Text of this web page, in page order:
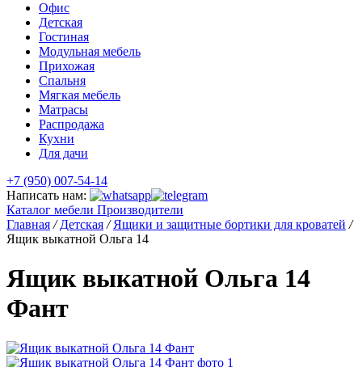
Офис
Детская
Гостиная
Модульная мебель
Прихожая
Спальня
Мягкая мебель
Матрасы
Распродажа
Кухни
Для дачи
+7 (950) 007-54-14
Написать нам:
Каталог мебели Производители
Главная / Детская / Ящики и защитные бортики для кроватей /
Ящик выкатной Ольга 14
Ящик выкатной Ольга 14
Фант